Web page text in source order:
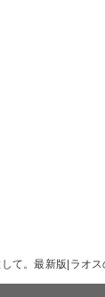
て。最新版|ラオス